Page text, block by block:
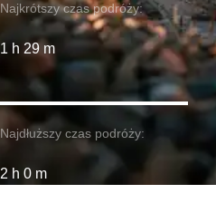
Najkrótszy czas podróży:
1 h 29 m
Najdłuższy czas podróży:
2 h 0 m